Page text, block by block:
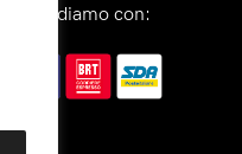
Spediamo con: